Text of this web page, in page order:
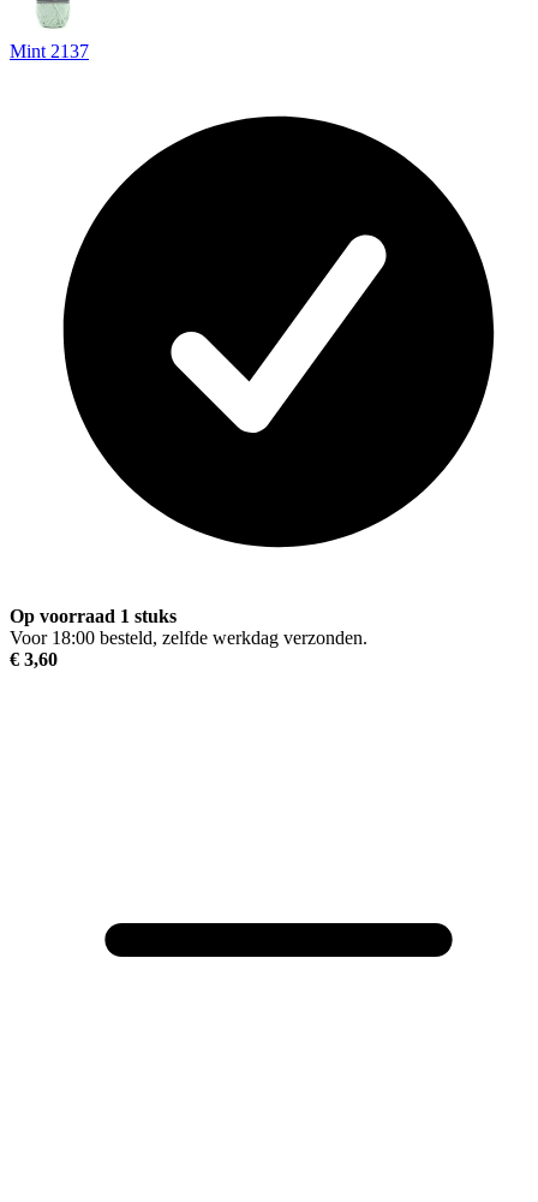
Mint 2137
Op voorraad 1 stuks
Voor 18:00 besteld, zelfde werkdag verzonden.
€ 3,60